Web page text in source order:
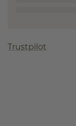
Trustpilot